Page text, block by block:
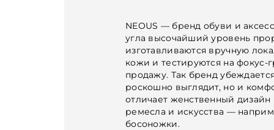
NEOUS — бренд обуви и
угла высочайший уровень
изготавливаются вручную
кожи и тестируются на фокус-
продажу. Так бренд
роскошно выглядит, но и
отличает женственный
ремесла и искусства —
босоножки.